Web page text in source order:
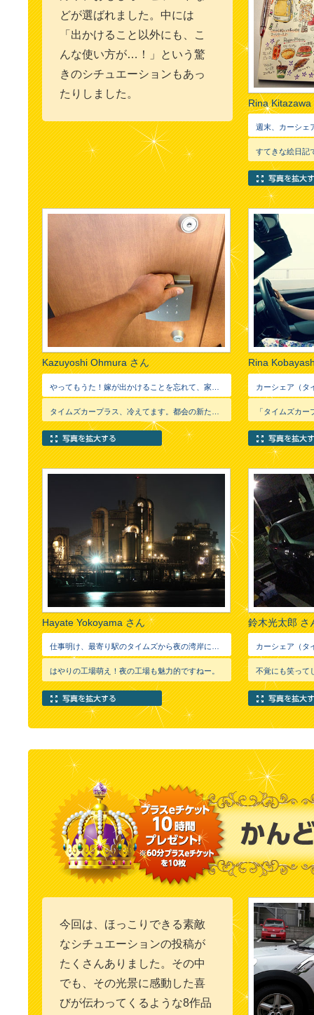
どが選ばれました。中には
「出かけること以外にも、こ
んな使い方が…！」という驚
きのシチュエーションもあっ
たりしました。
Rina Kitazawa
Kazuyoshi Ohmura さん Rina
Hayate Yokoyama さん
はやりの工場萌え！夜の工場も魅力的ですねー。
鈴木光太郎 さ
今回は、ほっこりできる素敵
なシチュエーションの投稿が
たくさんありました。その中
でも、その光景に感動した喜
びが伝わってくるような8作品